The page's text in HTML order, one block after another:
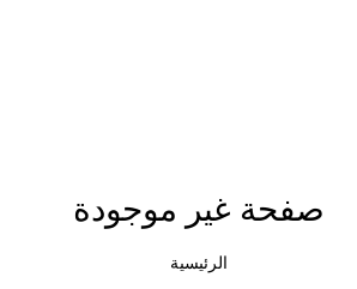
صفحة غير موجودة
الرئيسية